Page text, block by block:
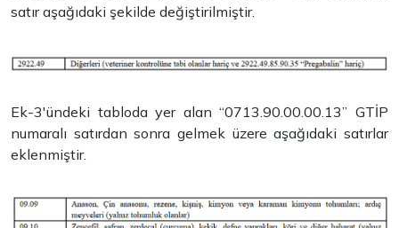
satır aşağıdaki şekilde değiştirilmiştir.
Ek-3'ündeki tabloda yer alan “0713.90.00.00.13” GTİP
numaralı satırdan sonra gelmek üzere aşağıdaki satırlar
eklenmiştir.